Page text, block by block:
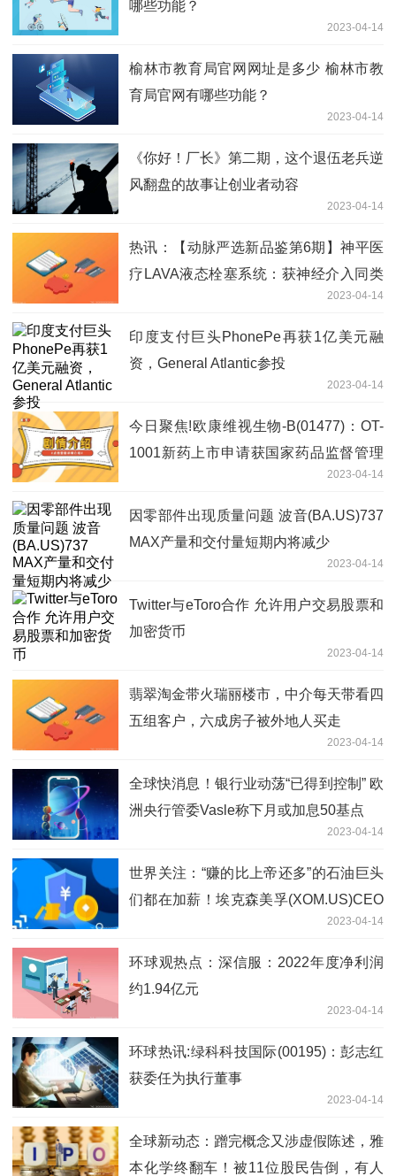
哪些功能？
2023-04-14
榆林市教育局官网网址是多少 榆林市教
育局官网有哪些功能？
2023-04-14
《你好！厂长》第二期，这个退伍老兵逆
风翻盘的故事让创业者动容
2023-04-14
热讯：【动脉严选新品鉴第6期】神平医
疗LAVA液态栓塞系统：获神经介入同类
2023-04-14
印度支付巨头PhonePe再获1亿美元融
资，General Atlantic参投
2023-04-14
今日聚焦!欧康维视生物-B(01477)：OT-
1001新药上市申请获国家药品监督管理
2023-04-14
因零部件出现质量问题 波音(BA.US)737
MAX产量和交付量短期内将减少
2023-04-14
Twitter与eToro合作 允许用户交易股票和
加密货币
2023-04-14
翡翠淘金带火瑞丽楼市，中介每天带看四
五组客户，六成房子被外地人买走
2023-04-14
全球快消息！银行业动荡“已得到控制” 欧
洲央行管委Vasle称下月或加息50基点
2023-04-14
世界关注：“赚的比上帝还多”的石油巨头
们都在加薪！埃克森美孚(XOM.US)CEO
2023-04-14
环球观热点：深信服：2022年度净利润
约1.94亿元
2023-04-14
环球热讯:绿科科技国际(00195)：彭志红
获委任为执行董事
2023-04-14
全球新动态：蹭完概念又涉虚假陈述，雅
本化学终翻车！被11位股民告倒，有人